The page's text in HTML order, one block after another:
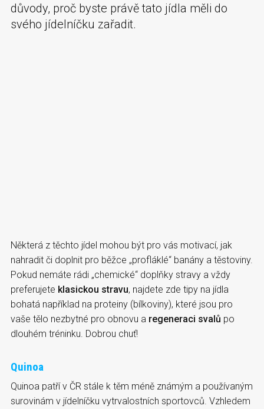
důvody, proč byste právě tato jídla měli do
svého jídelníčku zařadit.
Některá z těchto jídel mohou být pro vás motivací, jak
nahradit či doplnit pro běžce „profláklé“ banány a těstoviny.
Pokud nemáte rádi „chemické“ doplňky stravy a vždy
preferujete klasickou stravu, najdete zde tipy na jídla
bohatá například na proteiny (bílkoviny), které jsou pro
vaše tělo nezbytné pro obnovu a regeneraci svalů po
dlouhém tréninku. Dobrou chuť!
Quinoa
Quinoa patří v ČR stále k těm méně známým a používaným
surovinám v jídelníčku vytrvalostních sportovců. Vzhledem